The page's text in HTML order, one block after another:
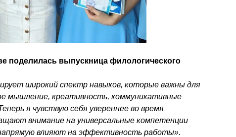
поделилась выпускница филологического
широкий спектр навыков, которые важны для
мышление, креативность, коммуникативные
я чувствую себя увереннее во время
внимание на универсальные компетенции
влияют на эффективность работы».